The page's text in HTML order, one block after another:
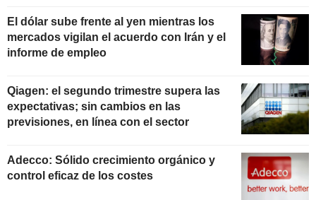
El dólar sube frente al yen mientras los
mercados vigilan el acuerdo con Irán y el
informe de empleo
Qiagen: el segundo trimestre supera las
expectativas; sin cambios en las
previsiones, en línea con el sector
Adecco: Sólido crecimiento orgánico y
control eficaz de los costes